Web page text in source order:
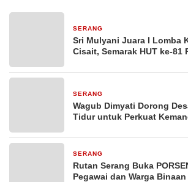
SERANG
Sri Mulyani Juara I Lomba
Cisait, Semarak HUT ke-81
SERANG
Wagub Dimyati Dorong
Tidur untuk Perkuat
SERANG
Rutan Serang Buka
Pegawai dan Warga